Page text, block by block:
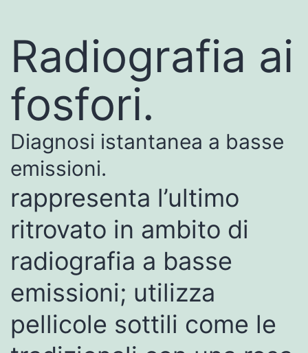
Radiografia ai
fosfori.
Diagnosi istantanea a basse
emissioni.
rappresenta l’ultimo
ritrovato in ambito di
radiografia a basse
emissioni; utilizza
pellicole sottili come le